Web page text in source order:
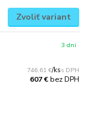
Zvoliť variant
746,61 €/ks
607 €bez DPH
3 dni